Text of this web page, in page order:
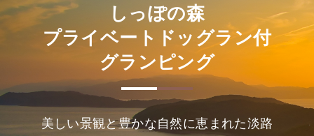
しっぽの森
プライベートドッグラン付
グランピング
美しい景観と豊かな自然に恵まれた淡路